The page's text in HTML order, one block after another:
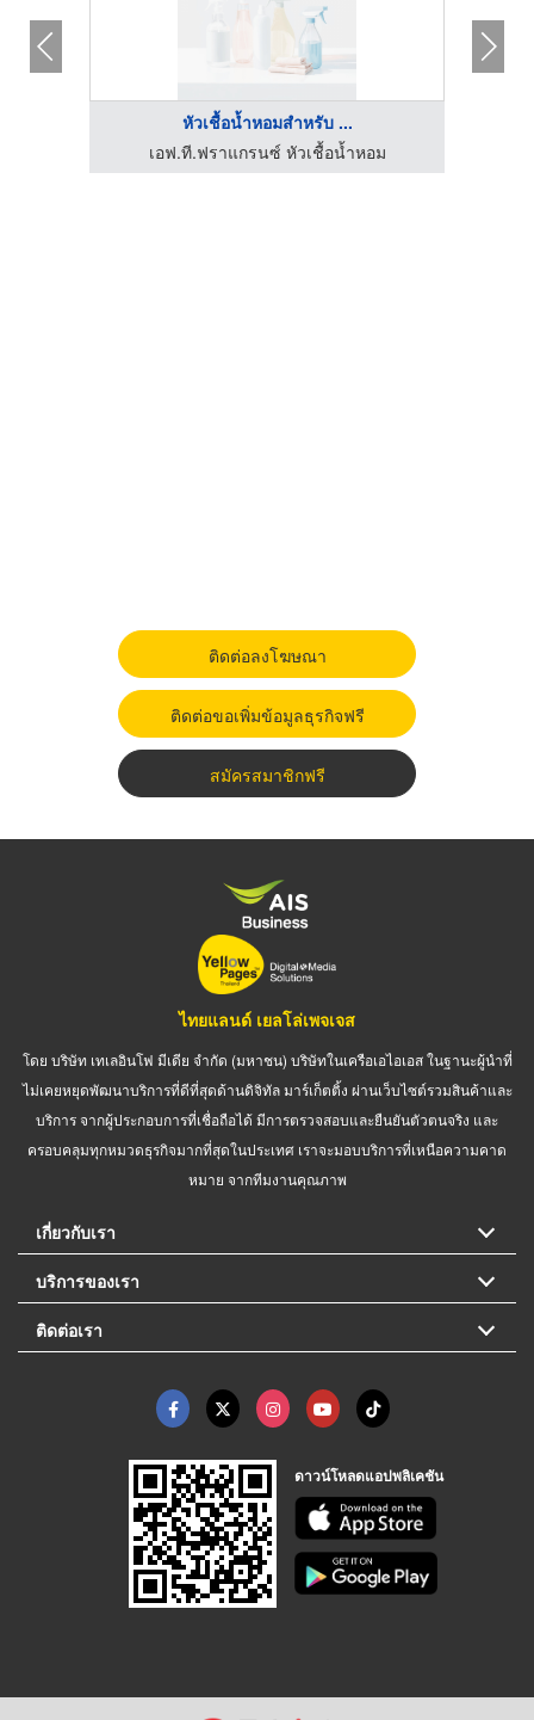
หัวเชื้อน้ำหอมสำหรับ ...
เอฟ.ที.ฟราแกรนซ์ หัวเชื้อน้ำหอม
ติดต่อลงโฆษณา
ติดต่อขอเพิ่มข้อมูลธุรกิจฟรี
สมัครสมาชิกฟรี
ไทยแลนด์ เยลโล่เพจเจส
โดย บริษัท เทเลอินโฟ มีเดีย จำกัด (มหาชน) บริษัทในเครือเอไอเอส ในฐานะผู้นำที่
ไม่เคยหยุดพัฒนาบริการที่ดีที่สุดด้านดิจิทัล มาร์เก็ตติ้ง ผ่านเว็บไซต์รวมสินค้าและ
บริการ จากผู้ประกอบการที่เชื่อถือได้ มีการตรวจสอบและยืนยันตัวตนจริง และ
ครอบคลุมทุกหมวดธุรกิจมากที่สุดในประเทศ เราจะมอบบริการที่เหนือความคาด
หมาย จากทีมงานคุณภาพ
เกี่ยวกับเรา
บริการของเรา
ติดต่อเรา
ดาวน์โหลดแอปพลิเคชัน